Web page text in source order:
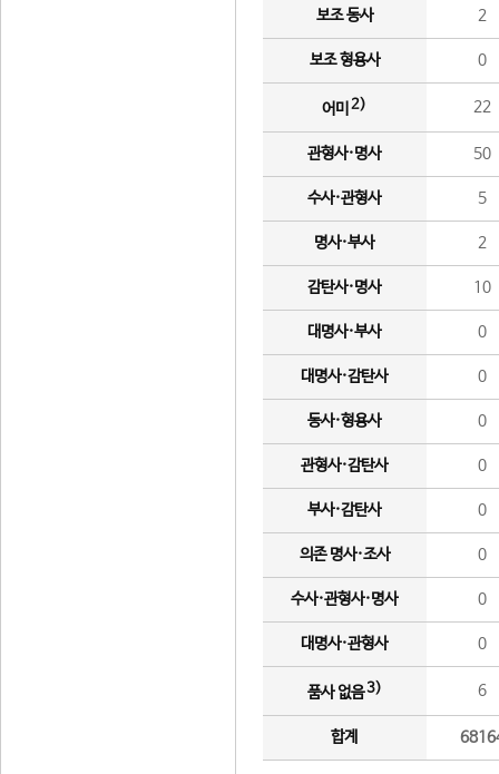
보조 동사 2
보조 형용사 0
어미 2) 22
관형사·명사 50
수사·관형사 5
명사·부사 2
감탄사·명사 10
대명사·부사 0
대명사·감탄사 0
동사·형용사 0
관형사·감탄사 0
부사·감탄사 0
의존 명사·조사 0
수사·관형사·명사 0
대명사·관형사 0
품사 없음3) 6
합계